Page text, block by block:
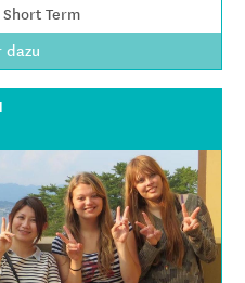
Short Term
dazu